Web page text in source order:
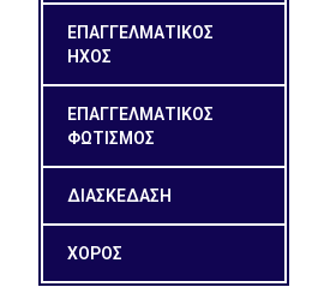
ΕΠΑΓΓΕΛΜΑΤΙΚΟΣ
ΗΧΟΣ
ΕΠΑΓΓΕΛΜΑΤΙΚΟΣ
ΦΩΤΙΣΜΟΣ
ΔΙΑΣΚΕΔΑΣΗ
ΧΟΡΟΣ